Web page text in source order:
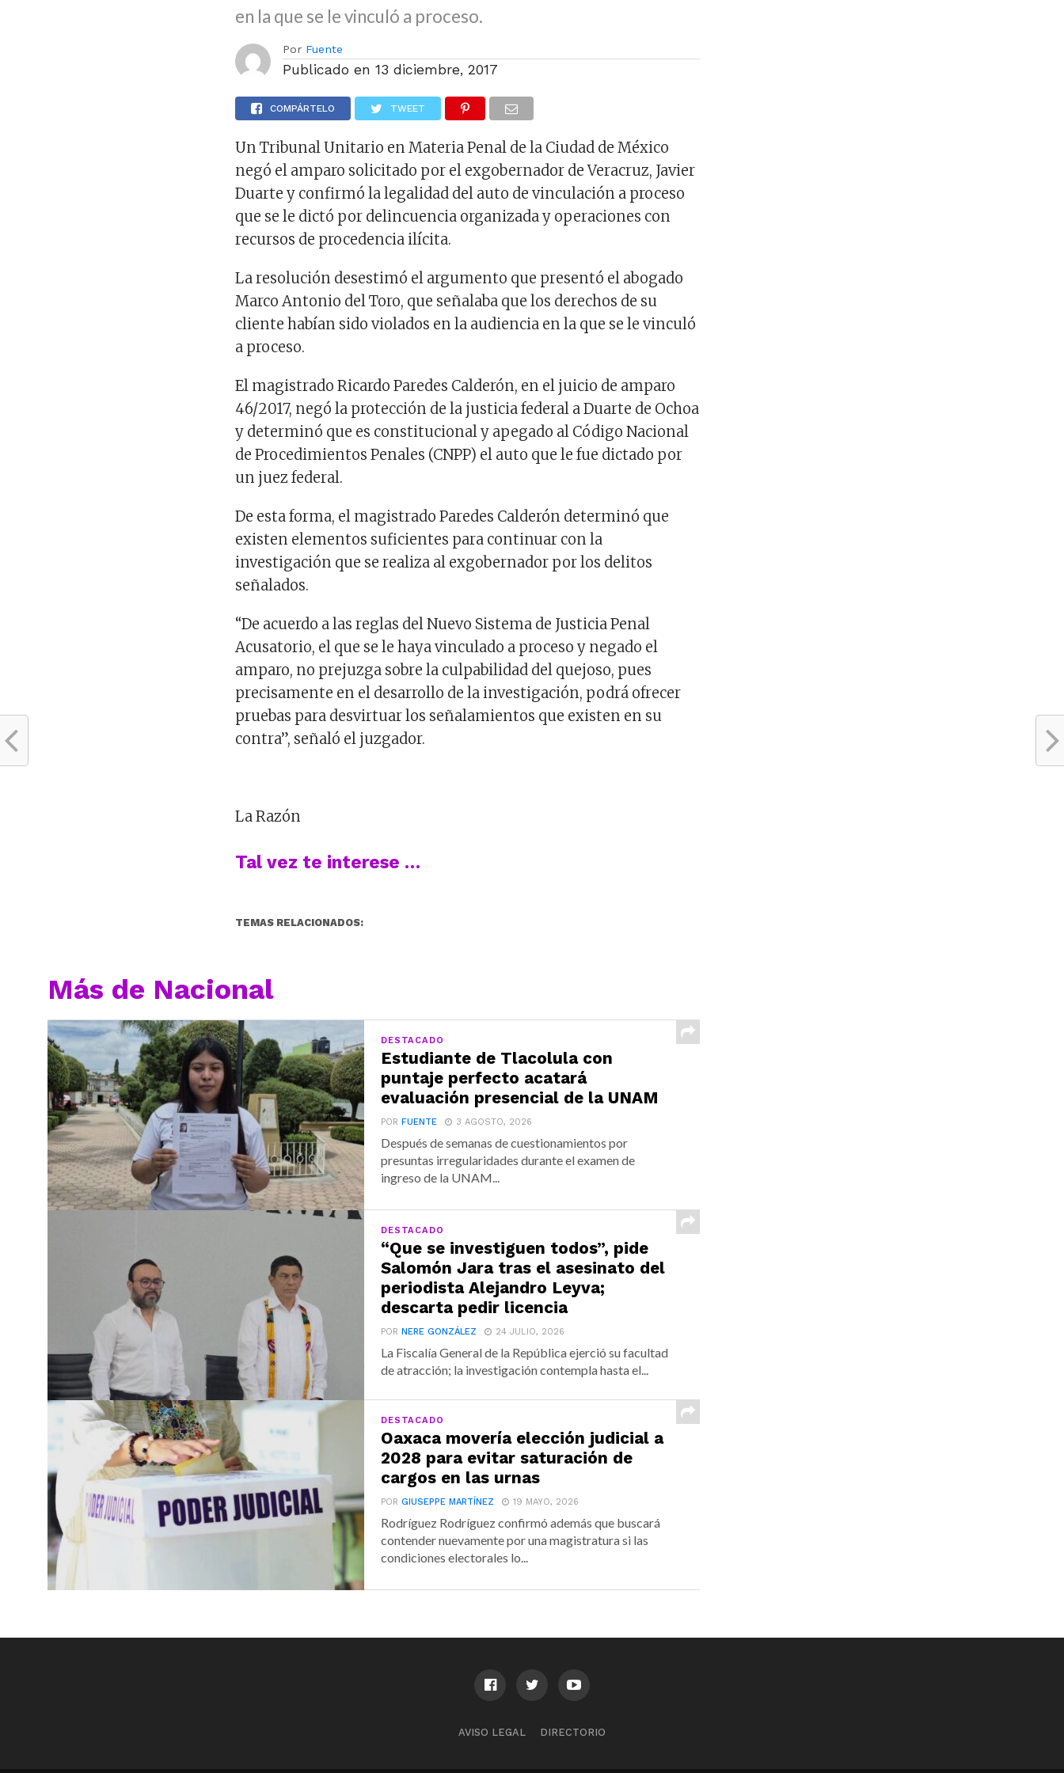
en la que se le vinculó a proceso.
Por Fuente
Publicado en 13 diciembre, 2017
COMPÁRTELO TWEET
Un Tribunal Unitario en Materia Penal de la Ciudad de México
negó el amparo solicitado por el exgobernador de Veracruz, Javier
Duarte y confirmó la legalidad del auto de vinculación a proceso
que se le dictó por delincuencia organizada y operaciones con
recursos de procedencia ilícita.
La resolución desestimó el argumento que presentó el abogado
Marco Antonio del Toro, que señalaba que los derechos de su
cliente habían sido violados en la audiencia en la que se le vinculó
a proceso.
El magistrado Ricardo Paredes Calderón, en el juicio de amparo
46/2017, negó la protección de la justicia federal a Duarte de Ochoa
y determinó que es constitucional y apegado al Código Nacional
de Procedimientos Penales (CNPP) el auto que le fue dictado por
un juez federal.
De esta forma, el magistrado Paredes Calderón determinó que
existen elementos suficientes para continuar con la
investigación que se realiza al exgobernador por los delitos
señalados.
“De acuerdo a las reglas del Nuevo Sistema de Justicia Penal
Acusatorio, el que se le haya vinculado a proceso y negado el
amparo, no prejuzga sobre la culpabilidad del quejoso, pues
precisamente en el desarrollo de la investigación, podrá ofrecer
pruebas para desvirtuar los señalamientos que existen en su
contra”, señaló el juzgador.
La Razón
Tal vez te interese …
TEMAS RELACIONADOS:
Más de Nacional
DESTACADO
Estudiante de Tlacolula con
puntaje perfecto acatará
evaluación presencial de la UNAM
PORFUENTE 3 AGOSTO, 2026
Después de semanas de cuestionamientos por
presuntas irregularidades durante el examen de
ingreso de la UNAM...
DESTACADO
“Que se investiguen todos”, pide
Salomón Jara tras el asesinato del
periodista Alejandro Leyva;
descarta pedir licencia
PORNERE GONZÁLEZ 24 JULIO, 2026
La Fiscalía General de la República ejerció su facultad
de atracción; la investigación contempla hasta el...
DESTACADO
Oaxaca movería elección judicial a
2028 para evitar saturación de
cargos en las urnas
PORGIUSEPPE MARTÍNEZ 19 MAYO, 2026
Rodríguez Rodríguez confirmó además que buscará
contender nuevamente por una magistratura si las
condiciones electorales lo...
AVISO LEGAL DIRECTORIO